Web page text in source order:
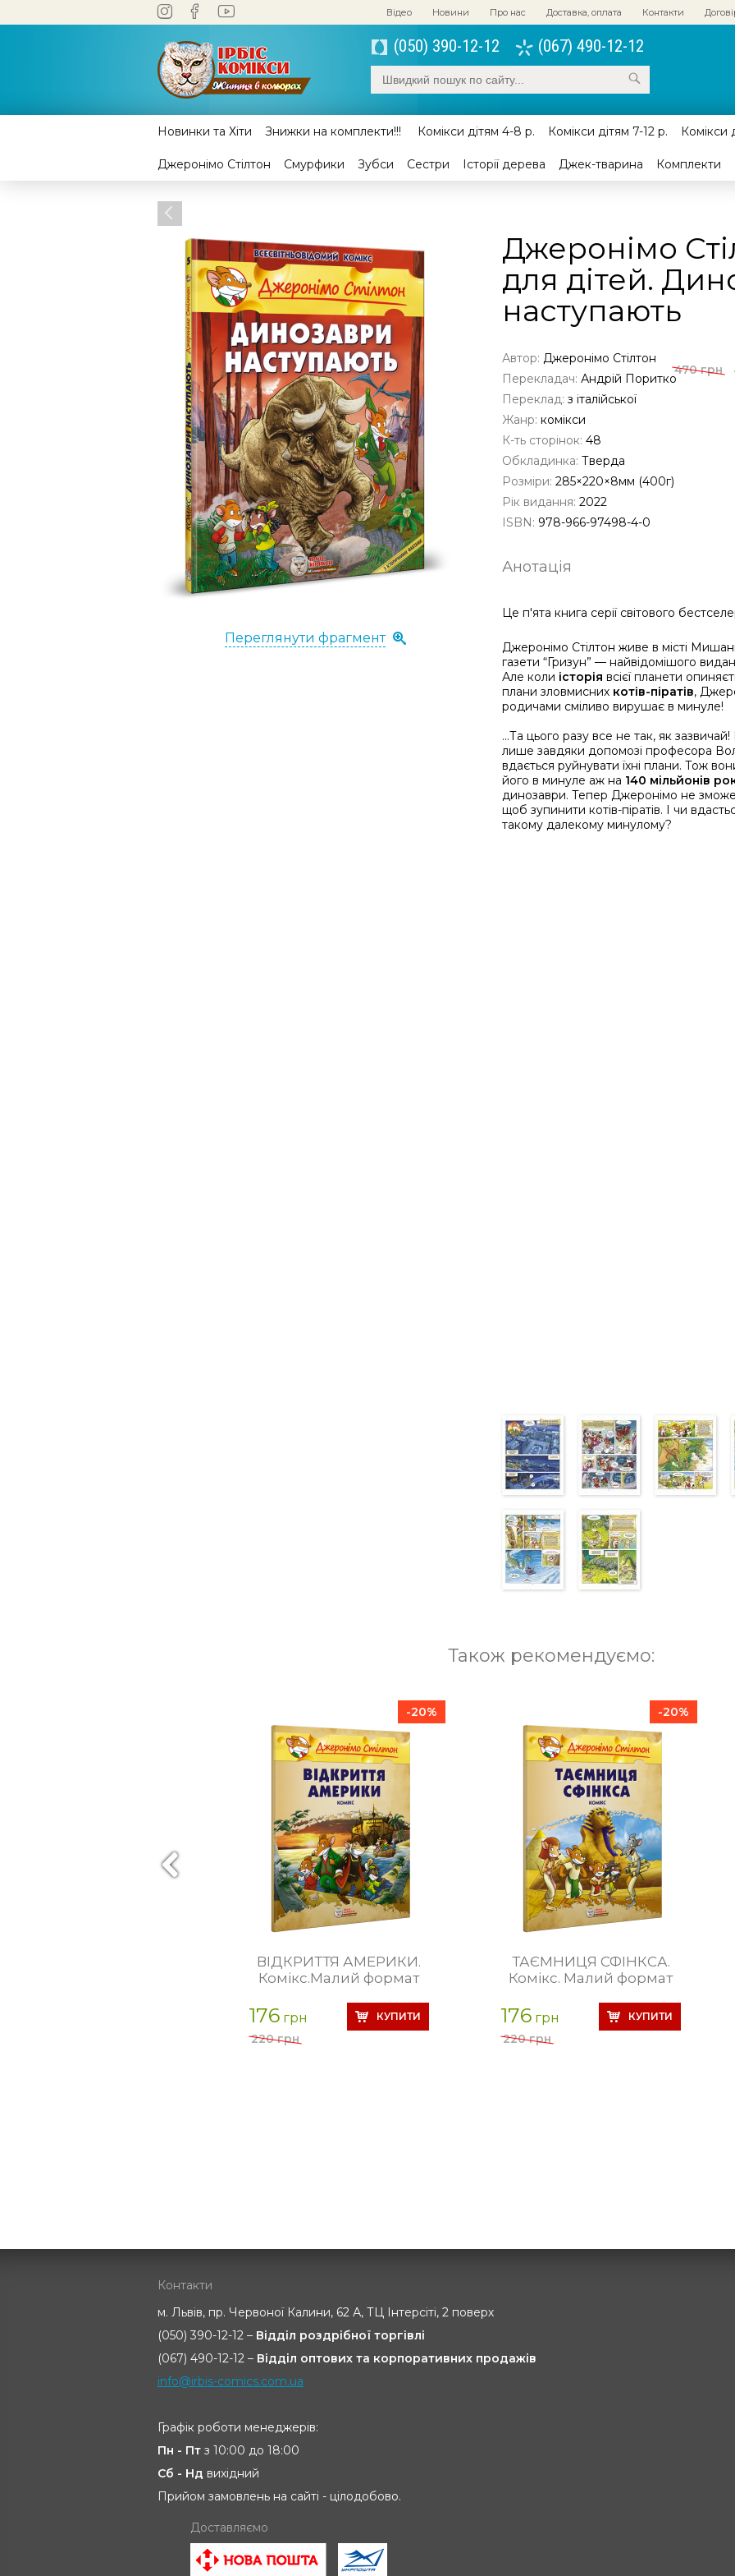
Відео Новини Про нас Доставка, оплата Контакти
(050) 390-12-12 (067) 490-12-12
Новинки та Хіти Знижки на комплекти!!! Комікси дітям 4-8 р. Комікси дітям 7-12 р. Комікси
Джеронімо Стілтон Смурфики Зубси Сестри Історії дерева Джек-тварина Комплекти
Переглянути фрагмент
Джеронімо
для дітей.
наступають
Автор: Джеронімо Стілтон
Перекладач: Андрій Поритко
Переклад: з італійської
Жанр: комікси
К-ть сторінок: 48
Обкладинка: Тверда
Розміри: 285×220×8мм (400г)
Рік видання: 2022
ISBN: 978-966-97498-4-0
470 грн
Анотація
Це п'ята книга серії світового
Джеронімо Стілтон живе в місті
газети “Гризун” — найвідомішого
Але коли історія всієї планети
плани зловмисних котів-піратів,
родичами сміливо вирушає в минуле!
...Та цього разу все не так, як
лише завдяки допомозі професора
вдається руйнувати їхні плани. Тож
його в минуле аж на 140 мільйонів
динозаври. Тепер Джеронімо не
щоб зупинити котів-піратів. І чи
такому далекому минулому?
Також рекомендуємо:
-20%
ВІДКРИТТЯ АМЕРИКИ.
Комікс.Малий формат
176 грн
220 грн
-20%
ТАЄМНИЦЯ СФІНКСА.
Комікс. Малий формат
176 грн
220 грн
Контакти
м. Львів, пр. Червоної Калини, 62 А, ТЦ Інтерсіті, 2 поверх
(050) 390-12-12 – Відділ роздрібної торгівлі
(067) 490-12-12 – Відділ оптових та корпоративних продажів
info@irbis-comics.com.ua
Графік роботи менеджерів:
Пн - Пт з 10:00 до 18:00
Сб - Нд вихідний
Прийом замовлень на сайті - цілодобово.
Доставляємо